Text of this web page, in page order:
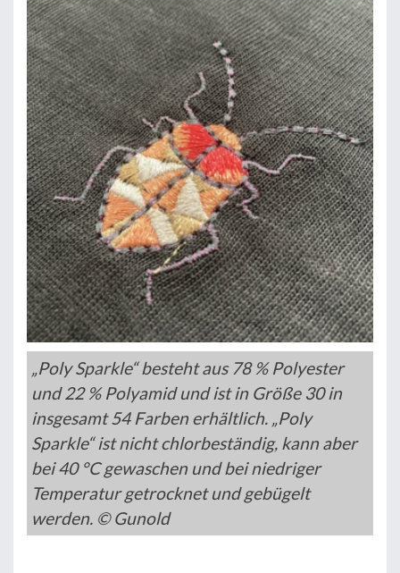
„Poly Sparkle“ besteht aus 78 % Polyester
und 22 % Polyamid und ist in Größe 30 in
insgesamt 54 Farben erhältlich. „Poly
Sparkle“ ist nicht chlorbeständig, kann aber
bei 40 °C gewaschen und bei niedriger
Temperatur getrocknet und gebügelt
werden. © Gunold